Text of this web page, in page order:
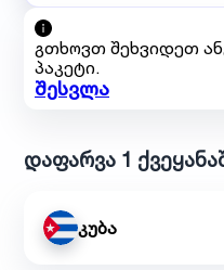
გთხოვთ შეხვიდეთ
პაკეტი.
შესვლა
დაფარვა 1
კუბა